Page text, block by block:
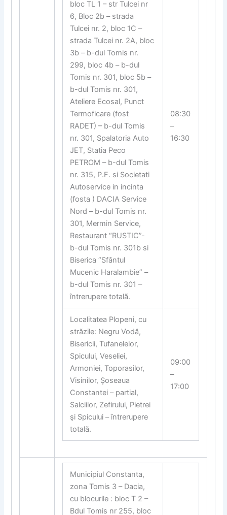
bloc TL 1 – str Tulcei nr
6, Bloc 2b – strada
Tulcei nr. 2, bloc 1C –
strada Tulcei nr. 2A, bloc
3b – b-dul Tomis nr.
299, bloc 4b – b-dul
Tomis nr. 301, bloc 5b –
b-dul Tomis nr. 301,
Ateliere Ecosal, Punct
Termoficare (fost
RADET) – b-dul Tomis
nr. 301, Spalatoria Auto
JET, Statia Peco
PETROM – b-dul Tomis
nr. 315, P.F. si Societati
Autoservice in incinta
(fosta ) DACIA Service
Nord – b-dul Tomis nr.
301, Mermin Service,
Restaurant “RUSTIC”-
b-dul Tomis nr. 301b si
Biserica “Sfântul
Mucenic Haralambie” –
b-dul Tomis nr. 301 –
întrerupere totalã.
08:30
–
16:30
Localitatea Plopeni, cu
străzile: Negru Vodă,
Bisericii, Tufanelelor,
Spicului, Veseliei,
Armoniei, Toporasilor,
Visinilor, Şoseaua
Constantei – partial,
Salciilor, Zefirului, Pietrei
şi Spicului – ȋntrerupere
totală.
09:00
–
17:00
Municipiul Constanta,
zona Tomis 3 – Dacia,
cu blocurile : bloc T 2 –
Bdul Tomis nr 255, bloc